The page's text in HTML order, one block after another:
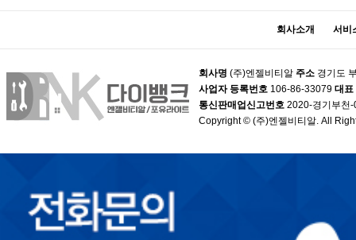
회사소개 서비
회사명 (주)엔젤비티알 주소 경기도
사업자 등록번호 106-86-33079 대표
통신판매업신고번호 2020-경기부천
Copyright © (주)엔젤비티알. All